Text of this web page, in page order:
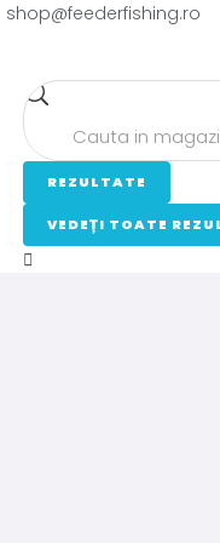
shop@feederfishing.ro
REZULTATE
VEDEȚI TOATE